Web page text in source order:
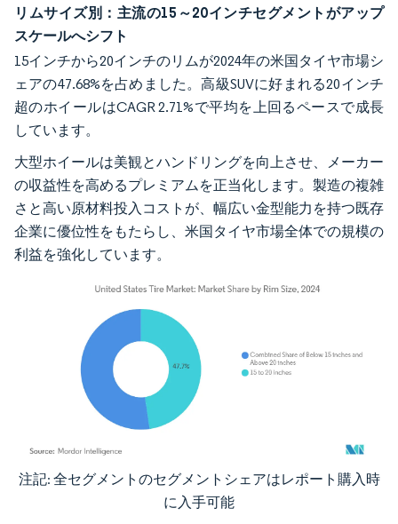
リムサイズ別：主流の15～20インチセグメントがアップ
スケールへシフト
15インチから20インチのリムが2024年の米国タイヤ市場シ
ェアの47.68%を占めました。高級SUVに好まれる20インチ
超のホイールはCAGR 2.71%で平均を上回るペースで成長
しています。
大型ホイールは美観とハンドリングを向上させ、メーカー
の収益性を高めるプレミアムを正当化します。製造の複雑
さと高い原材料投入コストが、幅広い金型能力を持つ既存
企業に優位性をもたらし、米国タイヤ市場全体での規模の
利益を強化しています。
画像 © Mordor Intelligence。再利用にはCC BY 4.0の表示が必要です。
注記: 全セグメントのセグメントシェアはレポート購入時
に入手可能